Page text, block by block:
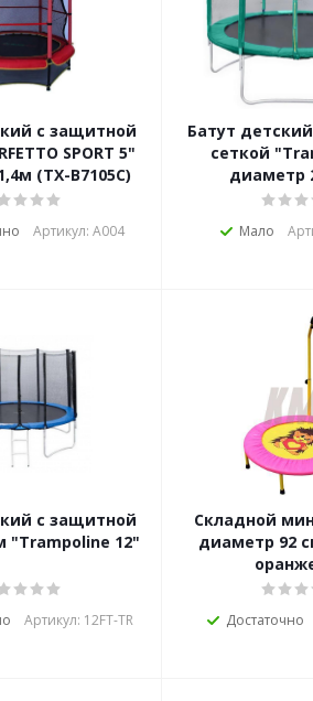
с защитной
SPORT 5"
(ТХ-В7105С)
Артикул: А004
Батут
сеткой
диаметр
Мало
3,7 м "Trampoline 12"
Артикул: 12FT-TR
Складной
диаметр 92
Достаточно